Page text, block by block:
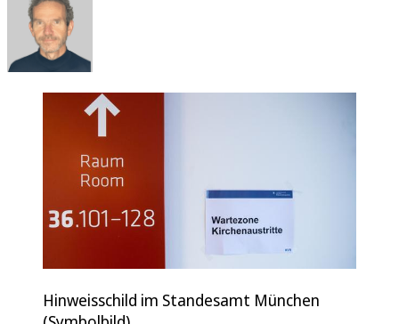
Hinweisschild im Standesamt München